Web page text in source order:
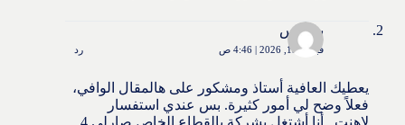
بو قيس
فبراير 15, 2026 | 4:46 ص رد
يعطيك العافية أستاذ ومشكور على هالمقال الوافي،
فعلاً وضح لي أمور كثيرة. بس عندي استفسار